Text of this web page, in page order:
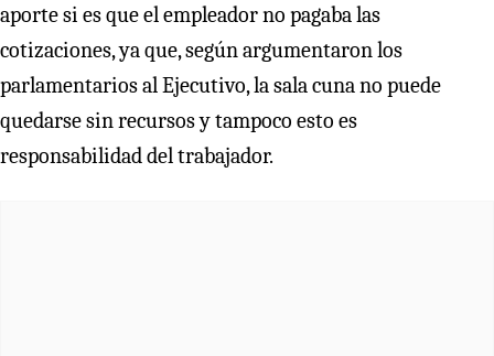
aporte si es que el empleador no pagaba las
cotizaciones, ya que, según argumentaron los
parlamentarios al Ejecutivo, la sala cuna no puede
quedarse sin recursos y tampoco esto es
responsabilidad del trabajador.